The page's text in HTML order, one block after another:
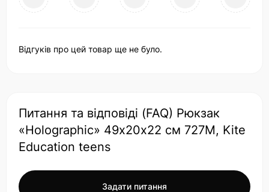
Відгуків про цей товар ще не було.
Питання та відповіді (FAQ) Рюкзак
«Holographic» 49х20х22 см 727M, Kite
Education teens
Задати питання